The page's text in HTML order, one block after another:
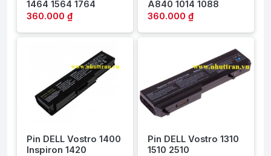
1464 1564 1764
360.000 ₫
A840 1014 1088
360.000 ₫
Pin DELL Vostro 1400
Inspiron 1420
Pin DELL Vostro 1310
1510 2510